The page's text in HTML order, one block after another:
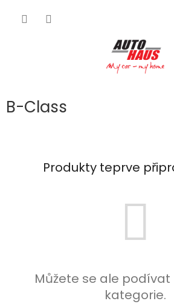
B-Class
Produkty teprve
Můžete se ale
kategorie.